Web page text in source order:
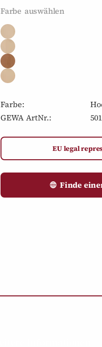
Farbe auswählen
Farbe:
GEWA ArtNr.:
EU legal
Finde